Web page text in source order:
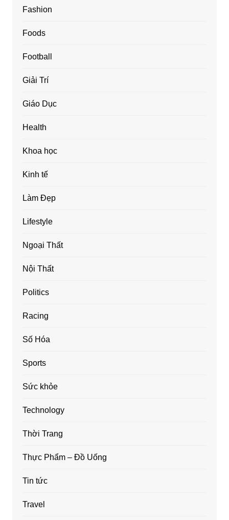
Fashion
Foods
Football
Giải Trí
Giáo Dục
Health
Khoa học
Kinh tế
Làm Đẹp
Lifestyle
Ngoại Thất
Nội Thất
Politics
Racing
Số Hóa
Sports
Sức khỏe
Technology
Thời Trang
Thực Phẩm – Đồ Uống
Tin tức
Travel